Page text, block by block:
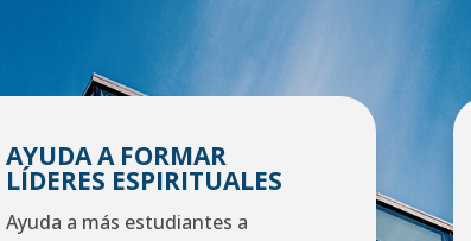
AYUDA A FORMAR
LÍDERES ESPIRITUALES
Ayuda a más estudiantes a